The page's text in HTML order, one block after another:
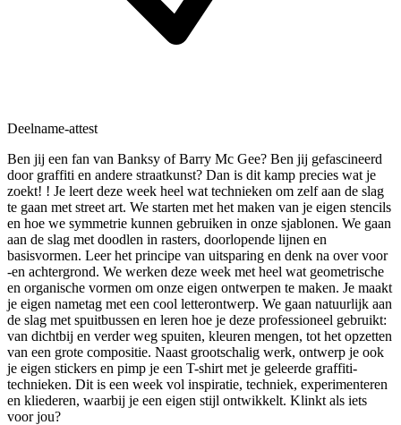
Deelname-attest
Ben jij een fan van Banksy of Barry Mc Gee? Ben jij gefascineerd
door graffiti en andere straatkunst? Dan is dit kamp precies wat je
zoekt! ! Je leert deze week heel wat technieken om zelf aan de slag
te gaan met street art. We starten met het maken van je eigen stencils
en hoe we symmetrie kunnen gebruiken in onze sjablonen. We gaan
aan de slag met doodlen in rasters, doorlopende lijnen en
basisvormen. Leer het principe van uitsparing en denk na over voor
-en achtergrond. We werken deze week met heel wat geometrische
en organische vormen om onze eigen ontwerpen te maken. Je maakt
je eigen nametag met een cool letterontwerp. We gaan natuurlijk aan
de slag met spuitbussen en leren hoe je deze professioneel gebruikt:
van dichtbij en verder weg spuiten, kleuren mengen, tot het opzetten
van een grote compositie. Naast grootschalig werk, ontwerp je ook
je eigen stickers en pimp je een T-shirt met je geleerde graffiti-
technieken. Dit is een week vol inspiratie, techniek, experimenteren
en kliederen, waarbij je een eigen stijl ontwikkelt. Klinkt als iets
voor jou?